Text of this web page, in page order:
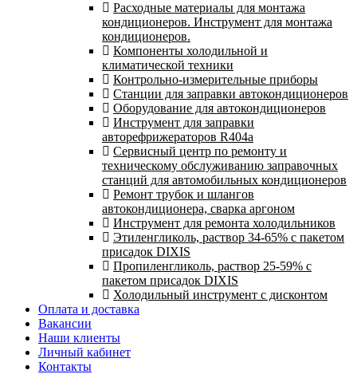
Расходные материалы для монтажа
кондиционеров. Инструмент для монтажа
кондиционеров.
Компоненты холодильной и
климатической техники
Контрольно-измерительные приборы
Станции для заправки автокондиционеров
Оборудование для автокондиционеров
Инструмент для заправки
авторефрижераторов R404a
Сервисный центр по ремонту и
техническому обслуживанию заправочных
станций для автомобильных кондиционеров
Ремонт трубок и шлангов
автокондиционера, сварка аргоном
Инструмент для ремонта холодильников
Этиленгликоль, раствор 34-65% с пакетом
присадок DIXIS
Пропиленгликоль, раствор 25-59% с
пакетом присадок DIXIS
Холодильный инструмент с дисконтом
Оплата и доставка
Вакансии
Наши клиенты
Личный кабинет
Контакты